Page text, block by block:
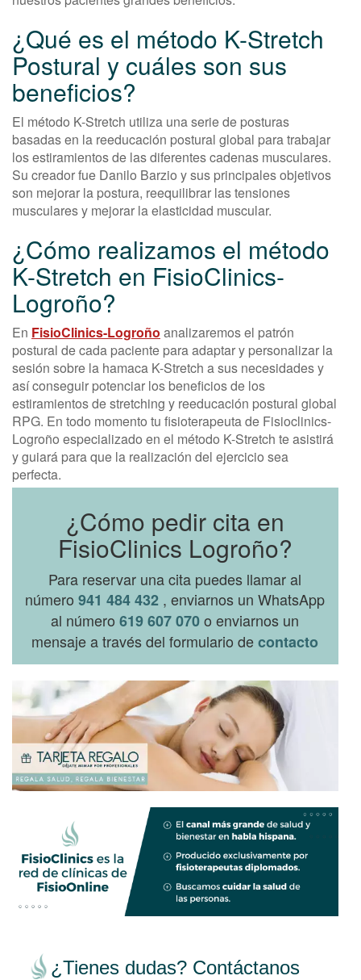
¿Qué es el método K-Stretch
Postural y cuáles son sus
beneficios?
El método K-Stretch utiliza una serie de posturas
basadas en la reeducación postural global para trabajar
los estiramientos de las diferentes cadenas musculares.
Su creador fue Danilo Barzio y sus principales objetivos
son mejorar la postura, reequilibrar las tensiones
musculares y mejorar la elasticidad muscular.
¿Cómo realizamos el método
K-Stretch en FisioClinics-
Logroño?
En FisioClinics-Logroño analizaremos el patrón
postural de cada paciente para adaptar y personalizar la
sesión sobre la hamaca K-Stretch a sus necesidades y
así conseguir potenciar los beneficios de los
estiramientos de stretching y reeducación postural global
RPG. En todo momento tu fisioterapeuta de Fisioclinics-
Logroño especializado en el método K-Stretch te asistirá
y guiará para que la realización del ejercicio sea
perfecta.
¿Cómo pedir cita en
FisioClinics Logroño?
Para reservar una cita puedes llamar al
número941 484 432 , enviarnos un WhatsApp
al número619 607 070o enviarnos un
mensaje a través del formulario decontacto
empty ¿Tienes dudas? Contáctanos